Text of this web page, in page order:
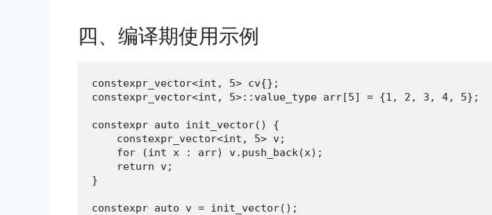
四、编译期使用示例
constexpr_vector<int, 5> cv{};
constexpr_vector<int, 5>::value_type arr[5] = {1, 2, 3, 4, 5};
constexpr auto init_vector() {
    constexpr_vector<int, 5> v;
    for (int x : arr) v.push_back(x);
    return v;
}
constexpr auto v = init_vector();